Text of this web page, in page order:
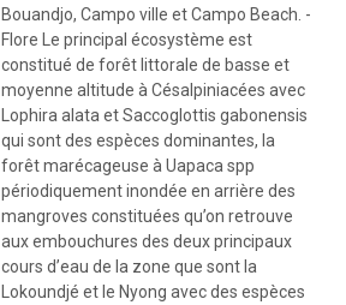
Bouandjo, Campo ville et Campo Beach. -
Flore Le principal écosystème est
constitué de forêt littorale de basse et
moyenne altitude à Césalpiniacées avec
Lophira alata et Saccoglottis gabonensis
qui sont des espèces dominantes, la
forêt marécageuse à Uapaca spp
périodiquement inondée en arrière des
mangroves constituées qu’on retrouve
aux embouchures des deux principaux
cours d’eau de la zone que sont la
Lokoundjé et le Nyong avec des espèces